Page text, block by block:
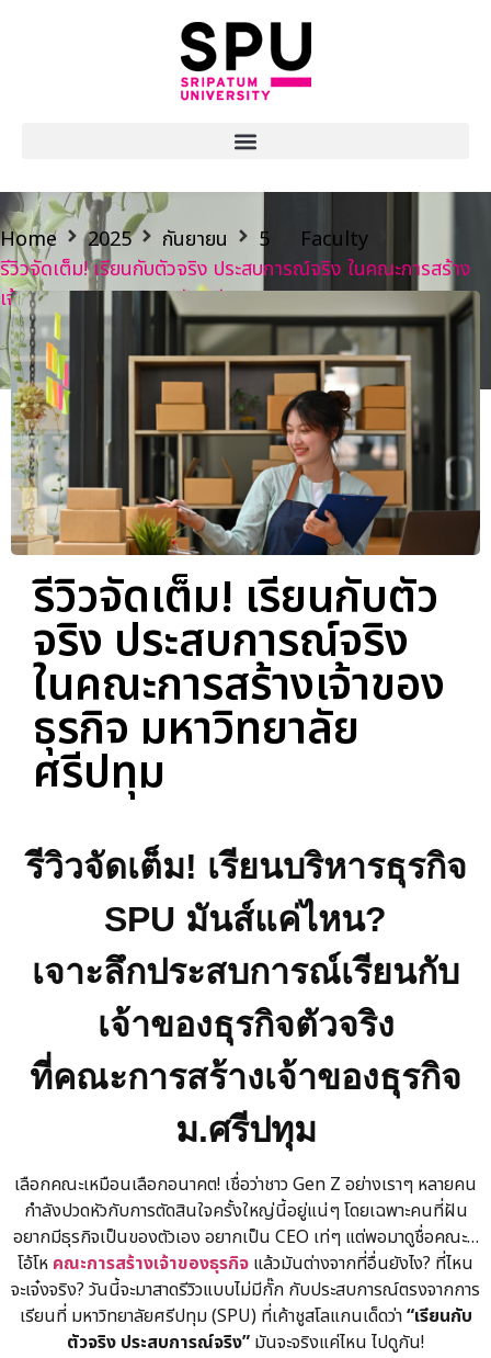
Home 2025 กันยายน 5
Faculty
รีวิวจัดเต็ม! เรียนกับตัวจริง ประสบการณ์จริง ในคณะการสร้าง
เจ้าของธุรกิจ มหาวิทยาลัยศรีปทุม
รีวิวจัดเต็ม! เรียนกับตัว
จริง ประสบการณ์จริง
ในคณะการสร้างเจ้าของ
ธุรกิจ มหาวิทยาลัย
ศรีปทุม
รีวิวจัดเต็ม! เรียนบริหารธุรกิจ
SPU มันส์แค่ไหน?
เจาะลึกประสบการณ์เรียนกับ
เจ้าของธุรกิจตัวจริง
ที่คณะการสร้างเจ้าของธุรกิจ
ม.ศรีปทุม
เลือกคณะเหมือนเลือกอนาคต! เชื่อว่าชาว Gen Z อย่างเราๆ หลายคน
กำลังปวดหัวกับการตัดสินใจครั้งใหญ่นี้อยู่แน่ๆ โดยเฉพาะคนที่ฝัน
อยากมีธุรกิจเป็นของตัวเอง อยากเป็น CEO เท่ๆ แต่พอมาดูชื่อคณะ…
โอ้โห คณะการสร้างเจ้าของธุรกิจ แล้วมันต่างจากที่อื่นยังไง? ที่ไหน
จะเจ๋งจริง? วันนี้จะมาสาดรีวิวแบบไม่มีกั๊ก กับประสบการณ์ตรงจากการ
เรียนที่ มหาวิทยาลัยศรีปทุม (SPU)ที่เค้าชูสโลแกนเด็ดว่า“เรียนกับ
ตัวจริง ประสบการณ์จริง” มันจะจริงแค่ไหน ไปดูกัน!